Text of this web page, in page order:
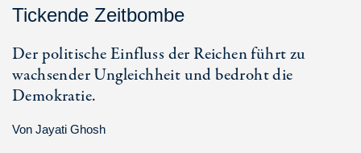
Tickende Zeitbombe
Der politische Einfluss der Reichen führt zu
wachsender Ungleichheit und bedroht die
Demokratie.
Von Jayati Ghosh